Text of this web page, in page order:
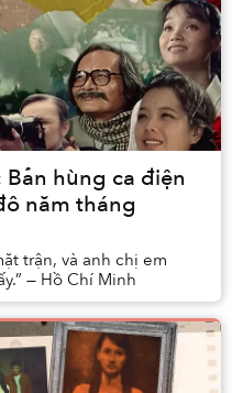
hùng ca điện
năm tháng
trận, và anh chị em
— Hồ Chí Minh